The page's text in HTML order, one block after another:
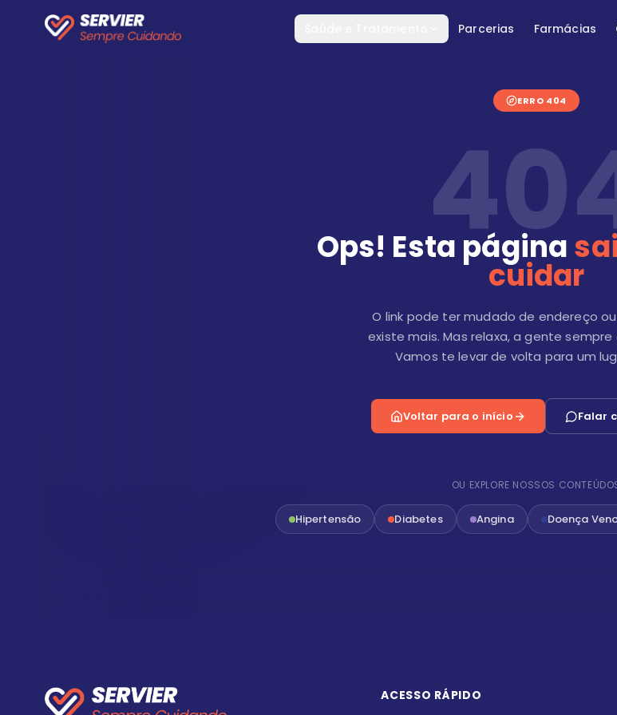
Parcerias Farmácias
ERRO 404
Ops! Esta página
cuidar
O link pode ter mudado de endereço
existe mais. Mas relaxa, a gente
Vamos te levar de volta para um
Voltar para o início Falar
OU EXPLORE NOSSOS
Hipertensão Diabetes Angina Doença
ACESSO RÁPIDO